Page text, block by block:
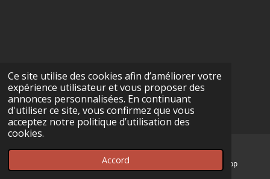
Ce site utilise des cookies afin d’améliorer votre
expérience utilisateur et vous proposer des
annonces personnalisées. En continuant
d'utiliser ce site, vous confirmez que vous
acceptez notre politique d’utilisation des
cookies.
AccordTéléphone WhatsApp